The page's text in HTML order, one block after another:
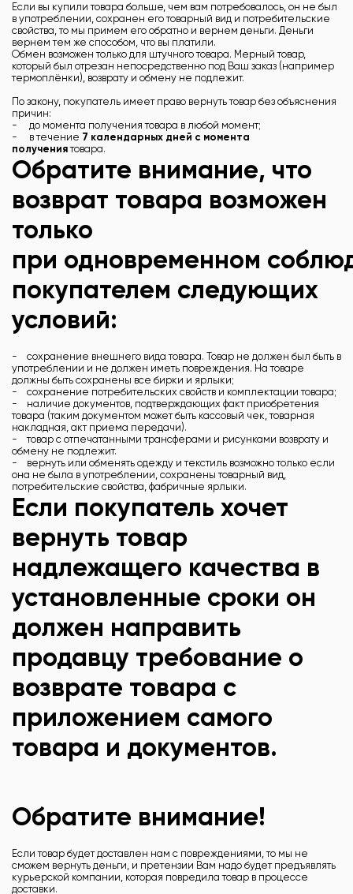
Если вы купили товара больше, чем вам потребовалось, он не был
в употреблении, сохранен его товарный вид и потребительские
свойства, то мы примем его обратно и вернем деньги. Деньги
вернем тем же способом, что вы платили.
Обмен возможен только для штучного товара. Мерный товар,
который был отрезан непосредственно под Ваш заказ (например
термоплёнки), возврату и обмену не подлежит.
По закону, покупатель имеет право вернуть товар без объяснения
причин:
- до момента получения товара в любой момент;
- в течение 7 календарных дней с момента
получениятовара.
Обратите внимание, что
возврат товара возможен
только
при одновременном
покупателем следующих
условий:
- сохранение внешнего вида товара. Товар не должен был быть в
употреблении и не должен иметь повреждения. На товаре
должны быть сохранены все бирки и ярлыки;
- сохранение потребительских свойств и комплектации товара;
- наличие документов, подтверждающих факт приобретения
товара (таким документом может быть кассовый чек, товарная
накладная, акт приема передачи).
- товар с отпечатанными трансферами и рисунками возврату и
обмену не подлежит.
- вернуть или обменять одежду и текстиль возможно только если
она не была в употреблении, сохранены товарный вид,
потребительские свойства, фабричные ярлыки.
Если покупатель хочет
вернуть товар
надлежащего качества в
установленные сроки он
должен направить
продавцу требование о
возврате товара с
приложением самого
товара и документов.
Обратите внимание!
Если товар будет доставлен нам с повреждениями, то мы не
сможем вернуть деньги, и претензии Вам надо будет предъявлять
курьерской компании, которая повредила товар в процессе
доставки.